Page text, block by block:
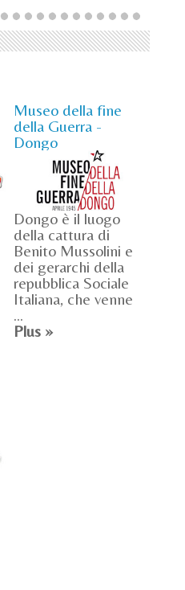
Museo della fine
della Guerra -
Dongo
Dongo è il luogo
della cattura di
Benito Mussolini e
dei gerarchi della
repubblica Sociale
Italiana, che venne
...
Plus »